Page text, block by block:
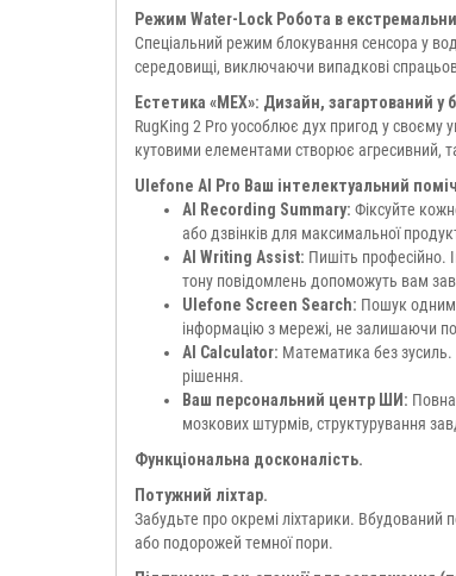
Режим Water-Lock Робота в
Спеціальний режим блокування сенсора у
середовищі, виключаючи випадкові
Естетика «МЕХ»: Дизайн, загартований у
RugKing 2 Pro уособлює дух пригод у своєму
кутовими елементами створює агресивний,
Ulefone AI Pro Ваш інтелектуальний
AI Recording Summary: Фіксуйте
або дзвінків для максимальної
AI Writing Assist: Пишіть професійно.
тону повідомлень допоможуть вам
Ulefone Screen Search: Пошук одним
інформацію з мережі, не залишаючи
AI Calculator: Математика без зусиль.
рішення.
Ваш персональний центр ШИ:
мозкових штурмів, структурування
Функціональна досконалість.
Потужний ліхтар.
Забудьте про окремі ліхтарики. Вбудований
або подорожей темної пори.